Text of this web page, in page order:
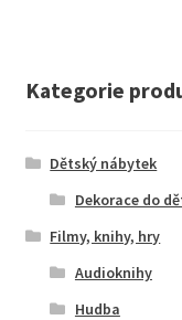
Kategorie
Dětský nábytek
Dekorace do
Filmy, knihy, hry
Audioknihy
Hudba